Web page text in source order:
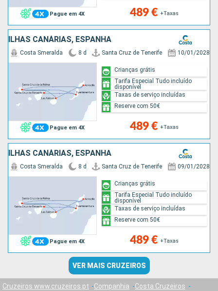
Pague em 4X 489 € +Taxas
ILHAS CANÁRIAS, ESPANHA
Pague em 4X
Costa Smeralda 8 d Santa Cruz de Tenerife 10/01/2028
489 € +Taxas
Crianças grátis
Tarifa Especial Tudo incluído
disponível
Taxas de serviço incluídas
Reserve com 50€
ILHAS CANÁRIAS, ESPANHA
Pague em 4X
Costa Smeralda 8 d Santa Cruz de Tenerife 09/01/2028
489 € +Taxas
Crianças grátis
Tarifa Especial Tudo incluído
disponível
Taxas de serviço incluídas
Reserve com 50€
VER MAIS CRUZEIROS
Cruzeiros www.cruzeiros.pt Companhia
Costa Cruzeiros